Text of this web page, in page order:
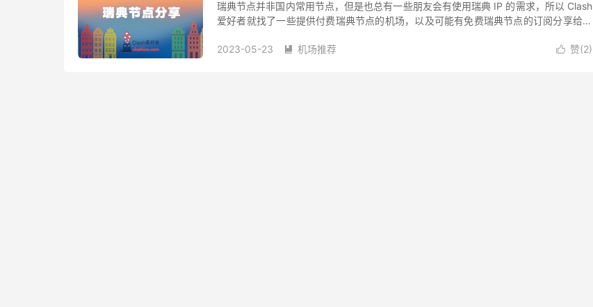
瑞典节点并非国内常用节点，但是也总有一些朋友会有使用瑞典 IP 的需求，所以 Clash
爱好者就找了一些提供付费瑞典节点的机场，以及可能有免费瑞典节点的订阅分享给大
 赞(2)
2023-05-23  机场推荐